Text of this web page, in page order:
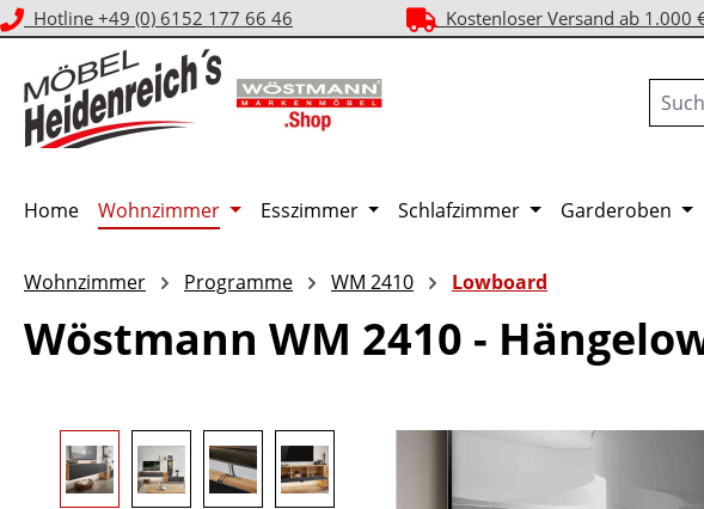
Hauptinhalt springen
Zur Suche springen
Zur Hauptnavigation springen
Hotline +49 (0) 6152 177 66 46 Kostenloser Versand ab 1.000
Home Wohnzimmer Esszimmer Schlafzimmer Garderoben
Wohnzimmer Programme WM 2410 Lowboard
Wöstmann WM 2410 -
Bildergalerie überspringen